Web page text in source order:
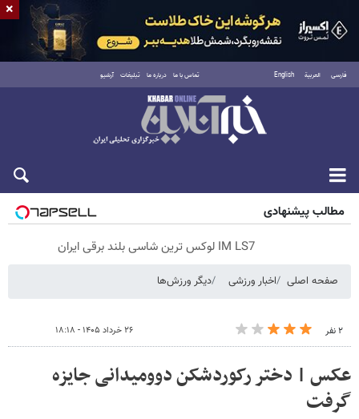
فارسی العربية English تماس با ما درباره ما تبلیغات آرشیو
پنجشنبه ۱۵ مرداد ۱۴۰۵
مطالب پیشنهادی
IM LS7 لوکس ترین شاسی بلند برقی ایران
صفحه اصلی اخبار ورزشی دیگر ورزش‌ها
۲ نفر ۲۶ خرداد ۱۴۰۵ - ۱۸:۱۸
عکس | دختر رکوردشکن دوومیدانی جایزه
گرفت
×